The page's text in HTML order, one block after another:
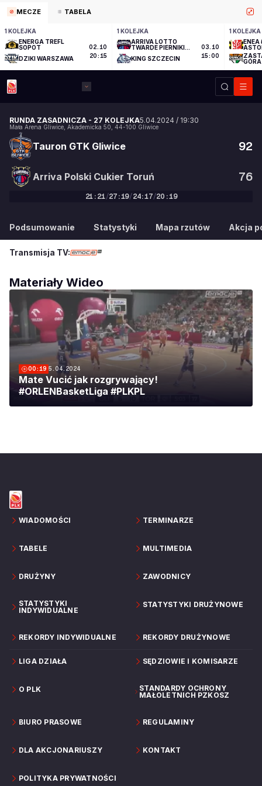
MECZE TABELA
1 KOLEJKA
ENERGA TREFL
SOPOT
DZIKI WARSZAWA
02.10
20:15
1 KOLEJKA
ARRIVA LOTTO
TWARDE PIERNIKI
KING SZCZECIN
03.10
15:00
1 KOLEJKA
ENEA
GÓRA
RUNDA ZASADNICZA - 27 KOLEJKA5.04.2024 / 19:30
Mała Arena Gliwice Akademicka 50 44-100 Gliwice
Tauron GTK Gliwice 92
76
Arriva Polski Cukier Toruń
21 : 21/27:19/24:17/20 :19
92:76
Podsumowanie Statystyki Mapa rzutów Akcja
Transmisja TV:
Materiały Wideo
00:19 5.04.2024
Mate Vucić jak rozgrywający!
#ORLENBasketLiga #PLKPL
WIADOMOŚCI TERMINARZE
TABELE MULTIMEDIA
DRUŻYNY ZAWODNICY
STATYSTYKI
INDYWIDUALNE
STATYSTYKI DRUŻYNOWE
REKORDY INDYWIDUALNE REKORDY DRUŻYNOWE
LIGA DZIAŁA SĘDZIOWIE I KOMISARZE
O PLK
STANDARDY OCHRONY
MAŁOLETNICH PZKOSZ
BIURO PRASOWE REGULAMINY
DLA AKCJONARIUSZY KONTAKT
POLITYKA PRYWATNOŚCI